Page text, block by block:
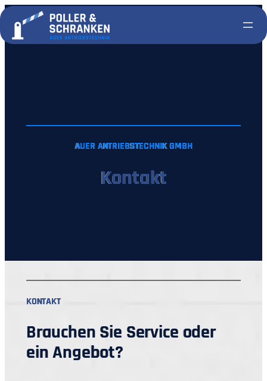
Zum
Inhalt
springen
AUER ANTRIEBSTECHNIK GMBH
Kontakt
KONTAKT
Brauchen Sie Service oder
ein Angebot?